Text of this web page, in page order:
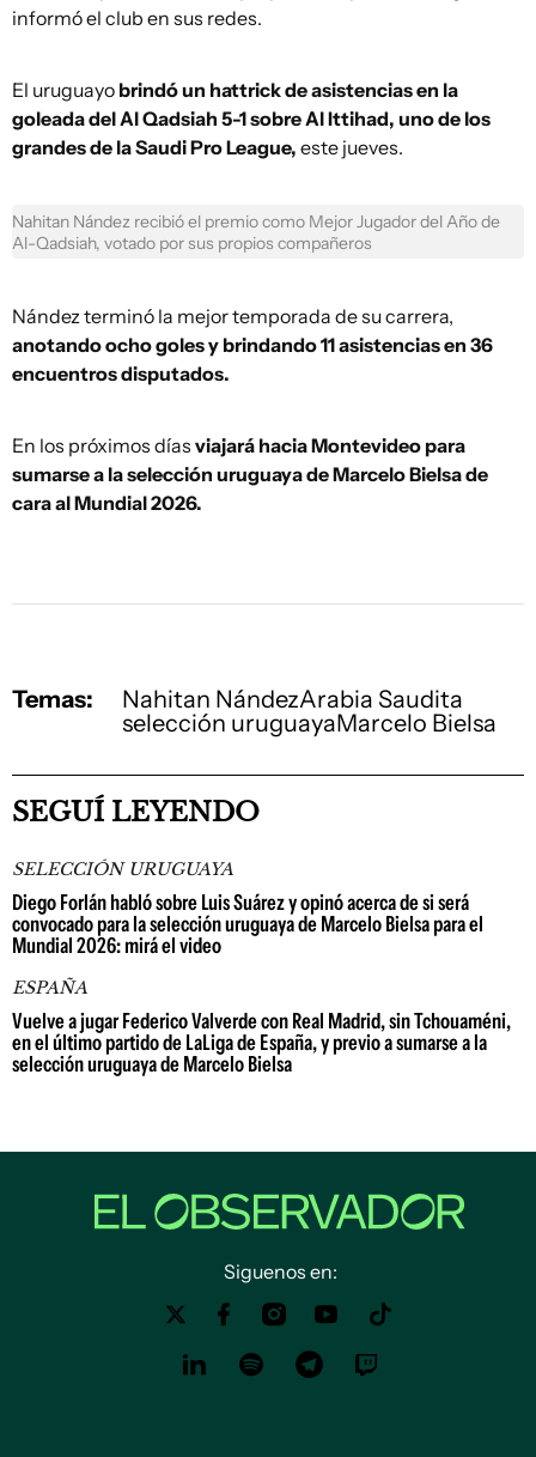
informó el club en sus redes.
El uruguayo brindó un hattrick de asistencias en la
goleada del Al Qadsiah 5-1 sobre Al Ittihad, uno de los
grandes de la Saudi Pro League, este jueves.
Nahitan Nández recibió el premio como Mejor Jugador del Año de
Al-Qadsiah, votado por sus propios compañeros
Nández terminó la mejor temporada de su carrera,
anotando ocho goles y brindando 11 asistencias en 36
encuentros disputados.
En los próximos días viajará hacia Montevideo para
sumarse a la selección uruguaya de Marcelo Bielsa de
cara al Mundial 2026.
Temas: Nahitan NándezArabia Saudita
selección uruguayaMarcelo Bielsa
SEGUÍ LEYENDO
SELECCIÓN URUGUAYA
Diego Forlán habló sobre Luis Suárez y opinó acerca de si será
convocado para la selección uruguaya de Marcelo Bielsa para el
Mundial 2026: mirá el video
ESPAÑA
Vuelve a jugar Federico Valverde con Real Madrid, sin Tchouaméni,
en el último partido de LaLiga de España, y previo a sumarse a la
selección uruguaya de Marcelo Bielsa
Siguenos en: